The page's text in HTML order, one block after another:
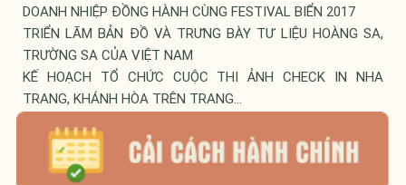
DOANH NHIỆP ĐỒNG HÀNH CÙNG FESTIVAL BIỂN 2017
TRIỂN LÃM BẢN ĐỒ VÀ TRƯNG BÀY TƯ LIỆU HOÀNG SA,
TRƯỜNG SA CỦA VIỆT NAM
KẾ HOẠCH TỔ CHỨC CUỘC THI ẢNH CHECK IN NHA
TRANG, KHÁNH HÒA TRÊN TRANG...